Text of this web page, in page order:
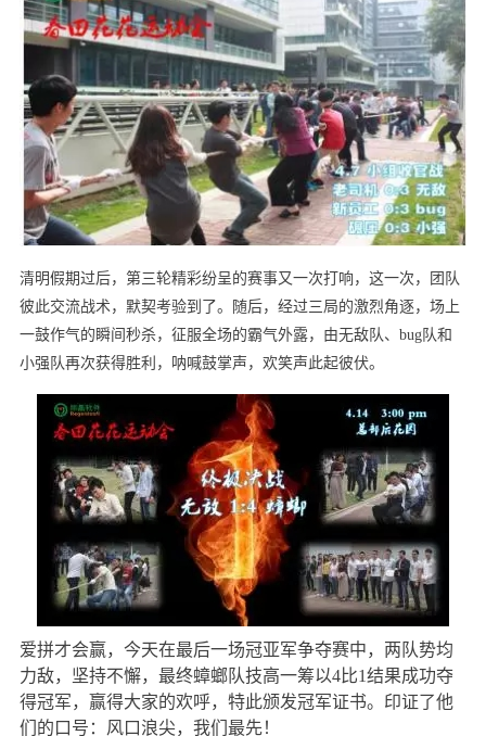
清明假期过后，第三轮精彩纷呈的赛事又一次打响，这一次，团队
彼此交流战术，默契考验到了。随后，经过三局的激烈角逐，场上
一鼓作气的瞬间秒杀，征服全场的霸气外露，由无敌队、 bug队和
小强队再次获得胜利，呐喊鼓掌声，欢笑声此起彼伏。
爱拼才会赢，今天在最后一场冠亚军争夺赛中，两队势均
力敌，坚持不懈，最终蟑螂队技高一筹以4比1结果成功夺
得冠军，赢得大家的欢呼，特此颁发冠军证书。印证了他
们的口号：风口浪尖，我们最先！